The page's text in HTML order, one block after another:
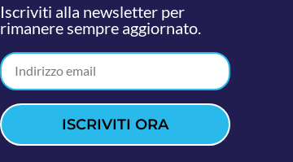
Iscriviti alla newsletter per
rimanere sempre aggiornato.
ISCRIVITI ORA